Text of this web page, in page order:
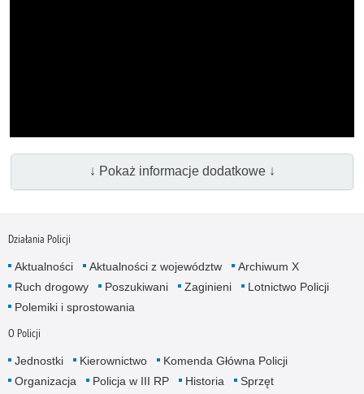
↓ Pokaż informacje dodatkowe ↓
Działania Policji
Aktualności Aktualności z województw
Archiwum X
Ruch drogowy
Poszukiwani Zaginieni
Lotnictwo Policji
Polemiki i sprostowania
O Policji
Jednostki Kierownictwo
Komenda Główna Policji
Organizacja
Policja w III RP Historia
Sprzęt